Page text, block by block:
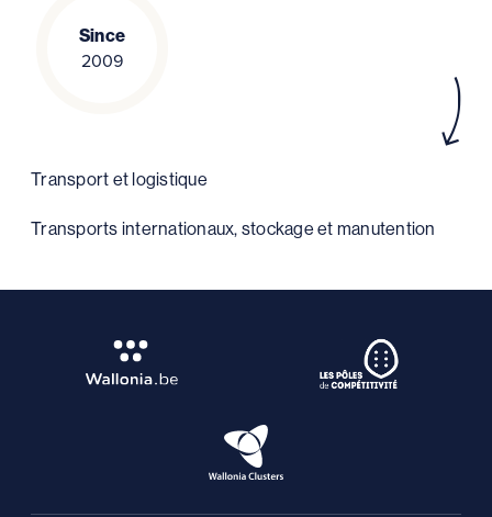
Since
2009
Transport et logistique
Transports internationaux, stockage et manutention